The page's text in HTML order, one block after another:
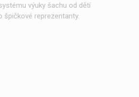
výuky šachu od dětí
špičkové reprezentanty.